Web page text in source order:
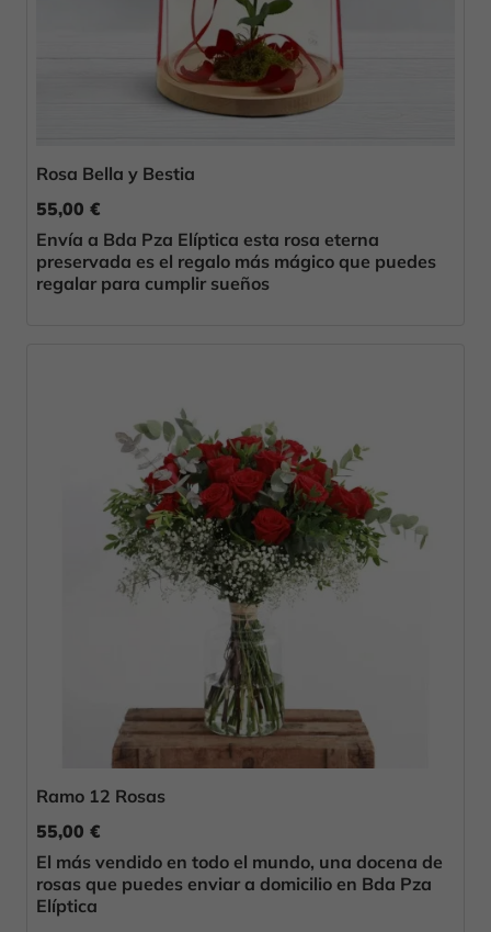
Rosa Bella y Bestia
55,00 €
Envía a Bda Pza Elíptica esta rosa eterna
preservada es el regalo más mágico que puedes
regalar para cumplir sueños
Ramo 12 Rosas
55,00 €
El más vendido en todo el mundo, una docena de
rosas que puedes enviar a domicilio en Bda Pza
Elíptica